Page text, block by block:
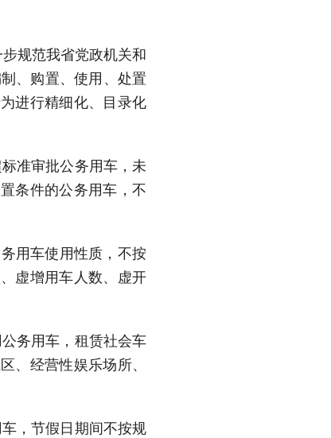
规范我省党政机关和
、购置、使用、处置
进行精细化、目录化
准审批公务用车，未
条件的公务用车，不
用车使用性质，不按
虚增用车人数、虚开
务用车，租赁社会车
、经营性娱乐场所、
，节假日期间不按规